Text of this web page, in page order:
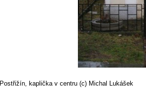
Postřižín, kaplička v centru (c) Michal Lukášek